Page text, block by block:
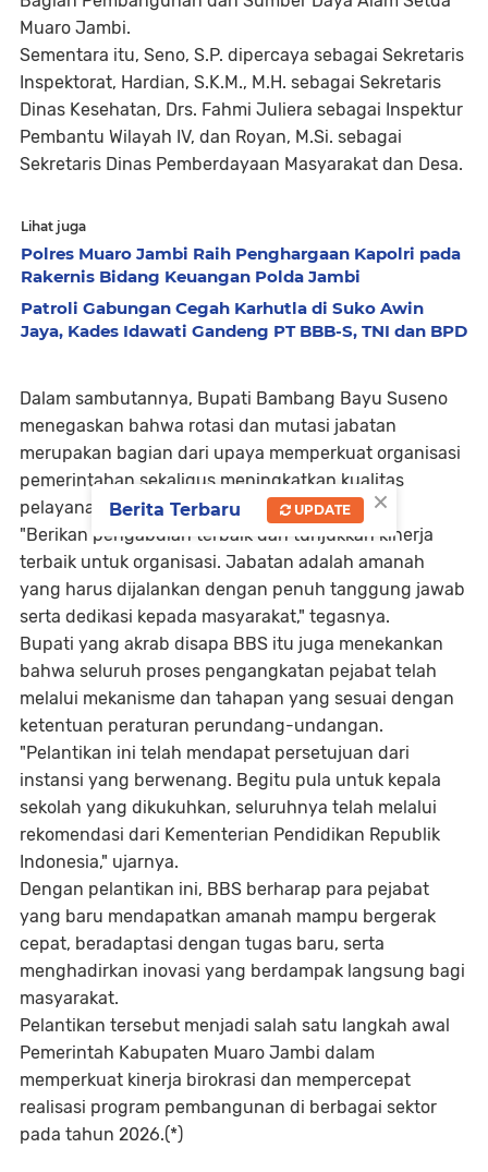
Muaro Jambi.
Sementara itu, Seno, S.P. dipercaya sebagai Sekretaris
Inspektorat, Hardian, S.K.M., M.H. sebagai Sekretaris
Dinas Kesehatan, Drs. Fahmi Juliera sebagai Inspektur
Pembantu Wilayah IV, dan Royan, M.Si. sebagai
Sekretaris Dinas Pemberdayaan Masyarakat dan Desa.
Lihat juga
Polres Muaro Jambi Raih Penghargaan Kapolri pada
Rakernis Bidang Keuangan Polda Jambi
Patroli Gabungan Cegah Karhutla di Suko Awin
Jaya, Kades Idawati Gandeng PT BBB-S, TNI dan BPD
Dalam sambutannya, Bupati Bambang Bayu Suseno
menegaskan bahwa rotasi dan mutasi jabatan
merupakan bagian dari upaya memperkuat organisasi
pemerintahan sekaligus meningkatkan kualitas
pelayanan publik.
"Berikan pengabdian terbaik dan tunjukkan kinerja
terbaik untuk organisasi. Jabatan adalah amanah
yang harus dijalankan dengan penuh tanggung jawab
serta dedikasi kepada masyarakat," tegasnya.
Bupati yang akrab disapa BBS itu juga menekankan
bahwa seluruh proses pengangkatan pejabat telah
melalui mekanisme dan tahapan yang sesuai dengan
ketentuan peraturan perundang-undangan.
"Pelantikan ini telah mendapat persetujuan dari
instansi yang berwenang. Begitu pula untuk kepala
sekolah yang dikukuhkan, seluruhnya telah melalui
rekomendasi dari Kementerian Pendidikan Republik
Indonesia," ujarnya.
Dengan pelantikan ini, BBS berharap para pejabat
yang baru mendapatkan amanah mampu bergerak
cepat, beradaptasi dengan tugas baru, serta
menghadirkan inovasi yang berdampak langsung bagi
masyarakat.
Pelantikan tersebut menjadi salah satu langkah awal
Pemerintah Kabupaten Muaro Jambi dalam
memperkuat kinerja birokrasi dan mempercepat
realisasi program pembangunan di berbagai sektor
pada tahun 2026.(*)
×
Berita Terbaru UPDATE